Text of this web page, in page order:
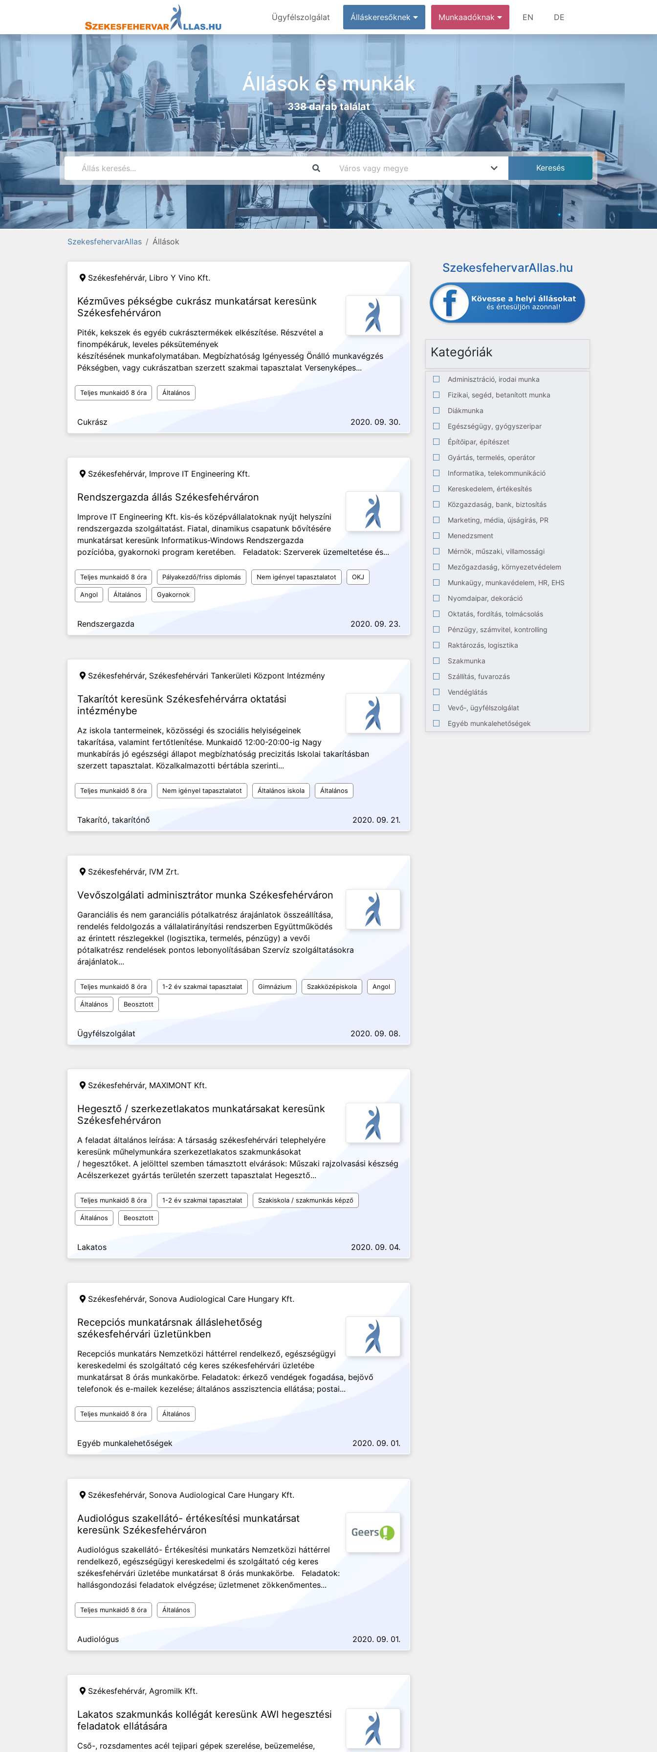
Ügyfélszolgálat Álláskeresőknek Munkaadóknak EN DE
Állások és munkák
338 darab találat
SzekesfehervarAllas Állások
Székesfehérvár, Libro Y Vino Kft.
Kézműves pékségbe cukrász munkatársat keresünk
Székesfehérváron
Piték, kekszek és egyéb cukrásztermékek elkészítése. Részvétel a
finompékáruk, leveles péksütemények
készítésének munkafolymatában. Megbízhatóság Igényesség Önálló munkavégzés
Pékségben, vagy cukrászatban szerzett szakmai tapasztalat Versenyképes...
Teljes munkaidő 8 óra Általános
Cukrász 2020. 09. 30.
Székesfehérvár, Improve IT Engineering Kft.
Rendszergazda állás Székesfehérváron
Improve IT Engineering Kft. kis-és középvállalatoknak nyújt helyszíni
rendszergazda szolgáltatást. Fiatal, dinamikus csapatunk bővítésére
munkatársat keresünk Informatikus-Windows Rendszergazda
pozícióba, gyakornoki program keretében. Feladatok: Szerverek üzemeltetése és...
Teljes munkaidő 8 óra Pályakezdő/friss diplomás Nem igényel tapasztalatot OKJ
Angol Általános Gyakornok
Rendszergazda 2020. 09. 23.
Székesfehérvár, Székesfehérvári Tankerületi Központ Intézmény
Takarítót keresünk Székesfehérvárra oktatási
intézménybe
Az iskola tantermeinek, közösségi és szociális helyiségeinek
takarítása, valamint fertőtlenítése. Munkaidő 12:00-20:00-ig Nagy
munkabírás jó egészségi állapot megbízhatóság precizitás Iskolai takarításban
szerzett tapasztalat. Közalkalmazotti bértábla szerinti...
Teljes munkaidő 8 óra Nem igényel tapasztalatot Általános iskola Általános
Takarító, takarítónő 2020. 09. 21.
Székesfehérvár, IVM Zrt.
Vevőszolgálati adminisztrátor munka Székesfehérváron
Garanciális és nem garanciális pótalkatrész árajánlatok összeállítása,
rendelés feldolgozás a vállalatirányítási rendszerben Együttműködés
az érintett részlegekkel (logisztika, termelés, pénzügy) a vevői
pótalkatrész rendelések pontos lebonyolításában Szervíz szolgáltatásokra
árajánlatok...
Teljes munkaidő 8 óra 1-2 év szakmai tapasztalat Gimnázium Szakközépiskola Angol
Általános Beosztott
Ügyfélszolgálat 2020. 09. 08.
Székesfehérvár, MAXIMONT Kft.
Hegesztő / szerkezetlakatos munkatársakat keresünk
Székesfehérváron
A feladat általános leírása: A társaság székesfehérvári telephelyére
keresünk műhelymunkára szerkezetlakatos szakmunkásokat
/ hegesztőket. A jelölttel szemben támasztott elvárások: Műszaki rajzolvasási készség
Acélszerkezet gyártás területén szerzett tapasztalat Hegesztő...
Teljes munkaidő 8 óra 1-2 év szakmai tapasztalat Szakiskola / szakmunkás képző
Általános Beosztott
Lakatos 2020. 09. 04.
Székesfehérvár, Sonova Audiological Care Hungary Kft.
Recepciós munkatársnak álláslehetőség
székesfehérvári üzletünkben
Recepciós munkatárs Nemzetközi háttérrel rendelkező, egészségügyi
kereskedelmi és szolgáltató cég keres székesfehérvári üzletébe
munkatársat 8 órás munkakörbe. Feladatok: érkező vendégek fogadása, bejövő
telefonok és e-mailek kezelése; általános asszisztencia ellátása; postai...
Teljes munkaidő 8 óra Általános
Egyéb munkalehetőségek 2020. 09. 01.
Székesfehérvár, Sonova Audiological Care Hungary Kft.
Audiológus szakellátó- értékesítési munkatársat
keresünk Székesfehérváron
Audiológus szakellátó- Értékesítési munkatárs Nemzetközi háttérrel
rendelkező, egészségügyi kereskedelmi és szolgáltató cég keres
székesfehérvári üzletébe munkatársat 8 órás munkakörbe. Feladatok:
hallásgondozási feladatok elvégzése; üzletmenet zökkenőmentes...
Teljes munkaidő 8 óra Általános
Audiológus 2020. 09. 01.
Székesfehérvár, Agromilk Kft.
Lakatos szakmunkás kollégát keresünk AWI hegesztési
feladatok ellátására
Cső-, rozsdamentes acél tejipari gépek szerelése, beüzemelése,
SzekesfehervarAllas.hu
Kategóriák
Adminisztráció, irodai munka
Fizikai, segéd, betanított munka
Diákmunka
Egészségügy, gyógyszeripar
Építőipar, építészet
Gyártás, termelés, operátor
Informatika, telekommunikáció
Kereskedelem, értékesítés
Közgazdaság, bank, biztosítás
Marketing, média, újságírás, PR
Menedzsment
Mérnök, műszaki, villamossági
Mezőgazdaság, környezetvédelem
Munkaügy, munkavédelem, HR, EHS
Nyomdaipar, dekoráció
Oktatás, fordítás, tolmácsolás
Pénzügy, számvitel, kontrolling
Raktározás, logisztika
Szakmunka
Szállítás, fuvarozás
Vendéglátás
Vevő-, ügyfélszolgálat
Egyéb munkalehetőségek